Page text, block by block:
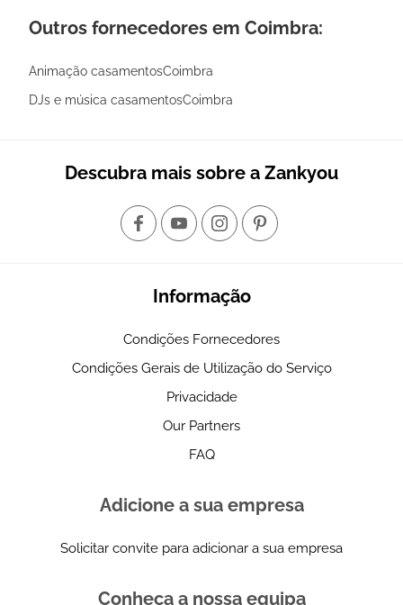
Outros fornecedores em Coimbra:
Animação casamentosCoimbra
DJs e música casamentosCoimbra
Descubra mais sobre a Zankyou
Informação
Condições Fornecedores
Condições Gerais de Utilização do Serviço
Privacidade
Our Partners
FAQ
Adicione a sua empresa
Solicitar convite para adicionar a sua empresa
Conheça a nossa equipa